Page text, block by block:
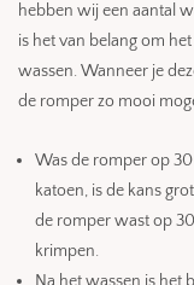
hebben wij een aantal
is het van belang om
wassen. Wanneer je
de romper zo mooi
Was de romper op
katoen, is de kans
de romper wast op
krimpen.